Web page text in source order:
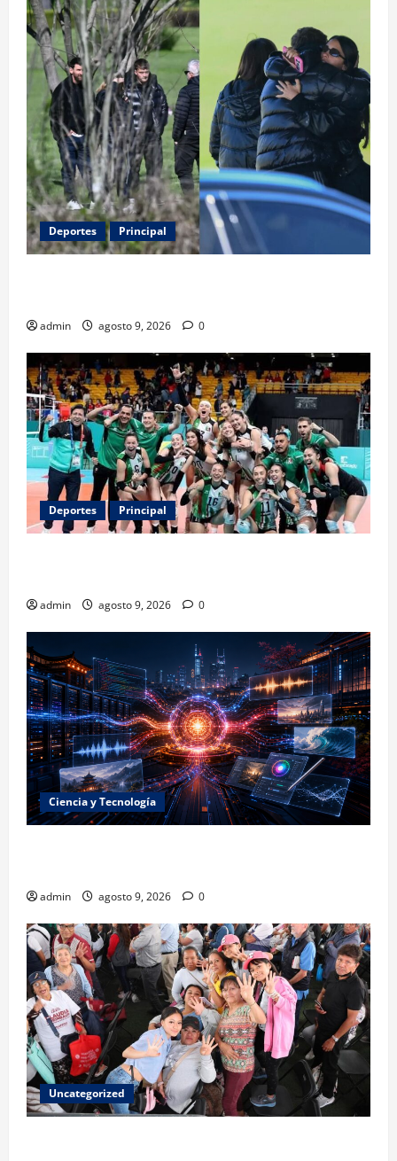
Deportes Principal
admin agosto 9, 2026 0
Deportes Principal
admin agosto 9, 2026 0
Ciencia y Tecnología
admin agosto 9, 2026 0
Uncategorized